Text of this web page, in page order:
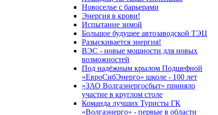
Новоселье с барьерами
Энергия в крови!
Испытание зимой
Большое будущее автозаводской ТЭЦ
Разыскивается энергия!
ВЭС - новые мощности для новых
возможностей
Под надёжным крылом Подшефной
«ЕвроСибЭнерго» школе - 100 лет
«ЗАО Волгаэнергосбыт» приняло
участие в круглом столе
Команда лучших Туристы ГК
«Волгаэнерго» - первые в области